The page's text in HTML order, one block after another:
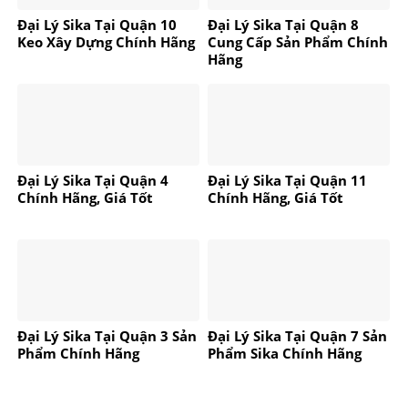
Đại Lý Sika Tại Quận 10
Keo Xây Dựng Chính Hãng
Đại Lý Sika Tại Quận 8
Cung Cấp Sản Phẩm Chính
Hãng
Đại Lý Sika Tại Quận 4
Chính Hãng, Giá Tốt
Đại Lý Sika Tại Quận 11
Chính Hãng, Giá Tốt
Đại Lý Sika Tại Quận 3 Sản
Phẩm Chính Hãng
Đại Lý Sika Tại Quận 7 Sản
Phẩm Sika Chính Hãng